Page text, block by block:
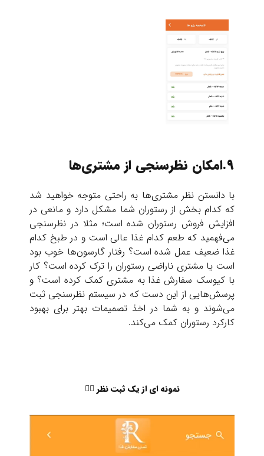
9.امکان نظرسنجی از مشتری‌ها
با دانستن نظر مشتری‌ها به راحتی متوجه خواهید شد
که کدام بخش از رستوران شما مشکل دارد و مانعی در
افزایش فروش رستوران شده است؛ مثلا در نظرسنجی
می‌فهمید که طعم کدام غذا عالی است و در طبخ کدام
غذا ضعیف عمل شده است؟ رفتار گارسون‌ها خوب بود
است یا مشتری ناراضی رستوران را ترک کرده است؟ کار
با کیوسک سفارش غذا به مشتری کمک کرده است؟ و
پرسش‌هایی از این دست که در سیستم نظرسنجی ثبت
می‌شوند و به شما در اخذ تصمیمات بهتر برای بهبود
کارکرد رستوران کمک می‌کند.
نمونه ای از یک ثبت نظر 👇🏻